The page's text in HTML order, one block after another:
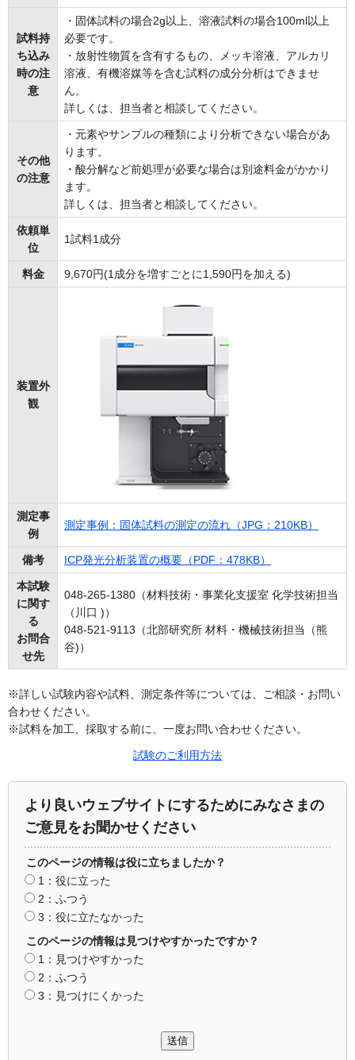
試料持
ち込み
時の注
意
・固体試料の場合2g以上、溶液試料の場合100ml以上
必要です。
・放射性物質を含有するもの、メッキ溶液、アルカリ
溶液、有機溶媒等を含む試料の成分分析はできませ
ん。
詳しくは、担当者と相談してください。
その他
の注意
・元素やサンプルの種類により分析できない場合があ
ります。
・酸分解など前処理が必要な場合は別途料金がかかり
ます。
詳しくは、担当者と相談してください。
依頼単
位
1試料1成分
料金 9,670円(1成分を増すごとに1,590円を加える)
装置外
観
測定事
例
測定事例：固体試料の測定の流れ（JPG：210KB）
備考 ICP発光分析装置の概要（PDF：478KB）
本試験
に関す
る
お問合
せ先
048-265-1380（材料技術・事業化支援室 化学技術担当
（川口 )）
048-521-9113（北部研究所 材料・機械技術担当（熊
谷)）
※詳しい試験内容や試料、測定条件等については、ご相談・お問い
合わせください。
※試料を加工、採取する前に、一度お問い合わせください。
試験のご利用方法
より良いウェブサイトにするためにみなさまの
ご意見をお聞かせください
このページの情報は役に立ちましたか？
1：役に立った
2：ふつう
3：役に立たなかった
このページの情報は見つけやすかったですか？
1：見つけやすかった
2：ふつう
3：見つけにくかった
送信